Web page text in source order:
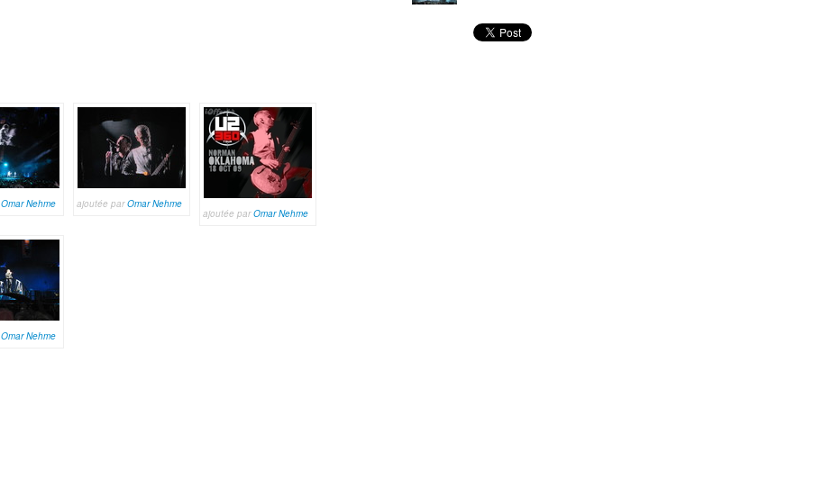
Omar Nehme ajoutée parOmar Nehme
ajoutée parOmar Nehme
Omar Nehme